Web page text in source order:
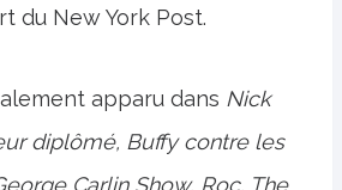
du New York Post.
apparu dans Nick
diplômé, Buffy contre les
Carlin Show, Roc, The